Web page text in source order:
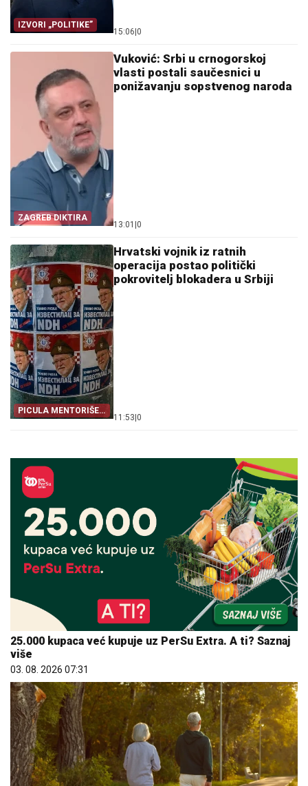
IZVORI „POLITIKE”
15:06 0
ZAGREB DIKTIRA
Vuković: Srbi u crnogorskoj
vlasti postali saučesnici u
ponižavanju sopstvenog naroda
13:01 0
PICULA MENTORIŠE
BLOKADERE
Hrvatski vojnik iz ratnih
operacija postao politički
pokrovitelj blokadera u Srbiji
11:53 0
25.000 kupaca već kupuje uz PerSu Extra. A ti? Saznaj
više
03. 08. 2026 07:31